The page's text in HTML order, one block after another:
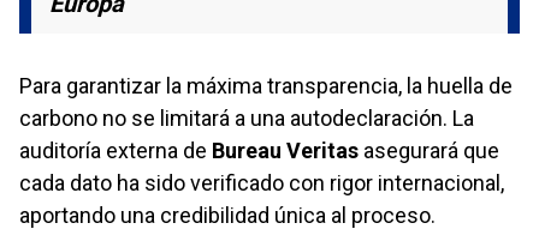
Para garantizar la máxima transparencia, la huella de
carbono no se limitará a una autodeclaración. La
auditoría externa de Bureau Veritas asegurará que
cada dato ha sido verificado con rigor internacional,
aportando una credibilidad única al proceso.